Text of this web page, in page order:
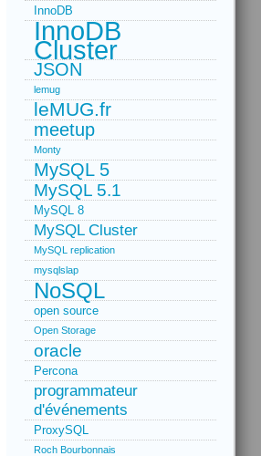
InnoDB
InnoDB
Cluster
JSON
lemug
leMUG.fr
meetup
Monty
MySQL 5
MySQL 5.1
MySQL 8
MySQL Cluster
MySQL replication
mysqlslap
NoSQL
open source
Open Storage
oracle
Percona
programmateur
d'événements
ProxySQL
Roch Bourbonnais